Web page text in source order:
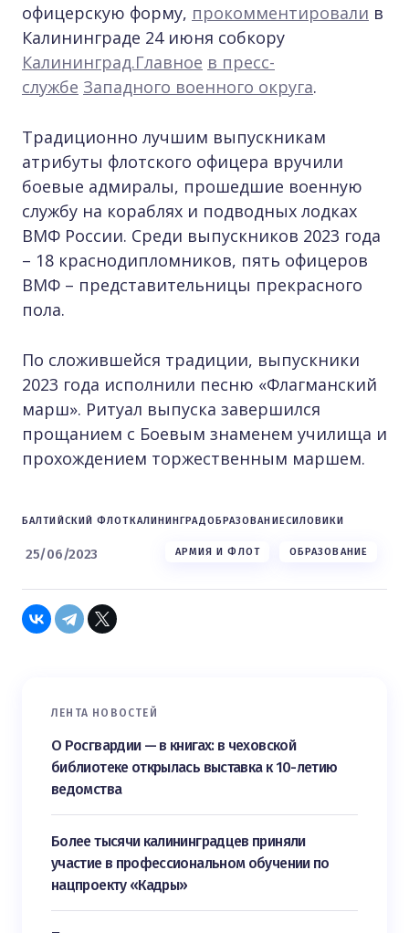
офицерскую форму, прокомментировали в
Калининграде 24 июня собкору
Калининград.Главное в пресс-
службе Западного военного округа.
Традиционно лучшим выпускникам
атрибуты флотского офицера вручили
боевые адмиралы, прошедшие военную
службу на кораблях и подводных лодках
ВМФ России. Среди выпускников 2023 года
– 18 краснодипломников, пять офицеров
ВМФ – представительницы прекрасного
пола.
По сложившейся традиции, выпускники
2023 года исполнили песню «Флагманский
марш». Ритуал выпуска завершился
прощанием с Боевым знаменем училища и
прохождением торжественным маршем.
БАЛТИЙСКИЙ ФЛОТКАЛИНИНГРАДОБРАЗОВАНИЕСИЛОВИКИ
25/06/2023 АРМИЯ И ФЛОТ ОБРАЗОВАНИЕ
ЛЕНТА НОВОСТЕЙ
О Росгвардии — в книгах: в чеховской
библиотеке открылась выставка к 10-летию
ведомства
Более тысячи калининградцев приняли
участие в профессиональном обучении по
нацпроекту «Кадры»